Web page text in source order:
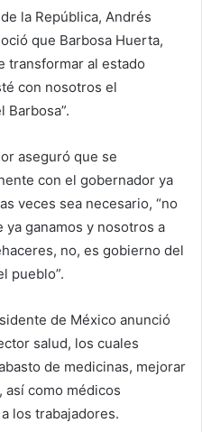
la República, Andrés
que Barbosa Huerta,
transformar al estado
con nosotros el
Barbosa”.
aseguró que se
con el gobernador ya
veces sea necesario, “no
ganamos y nosotros a
no, es gobierno del
pueblo”.
de México anunció
salud, los cuales
de medicinas, mejorar
como médicos
los trabajadores.